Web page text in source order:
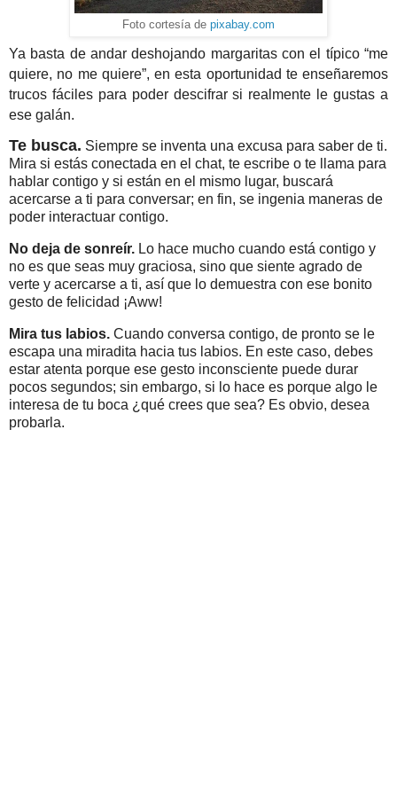
Foto cortesía de pixabay.com
Ya basta de andar deshojando margaritas con el típico “me
quiere, no me quiere”, en esta oportunidad te enseñaremos
trucos fáciles para poder descifrar si realmente le gustas a
ese galán.
Te busca. Siempre se inventa una excusa para saber de ti.
Mira si estás conectada en el chat, te escribe o te llama para
hablar contigo y si están en el mismo lugar, buscará
acercarse a ti para conversar; en fin, se ingenia maneras de
poder interactuar contigo.
No deja de sonreír. Lo hace mucho cuando está contigo y
no es que seas muy graciosa, sino que siente agrado de
verte y acercarse a ti, así que lo demuestra con ese bonito
gesto de felicidad ¡Aww!
Mira tus labios. Cuando conversa contigo, de pronto se le
escapa una miradita hacia tus labios. En este caso, debes
estar atenta porque ese gesto inconsciente puede durar
pocos segundos; sin embargo, si lo hace es porque algo le
interesa de tu boca ¿qué crees que sea? Es obvio, desea
probarla.